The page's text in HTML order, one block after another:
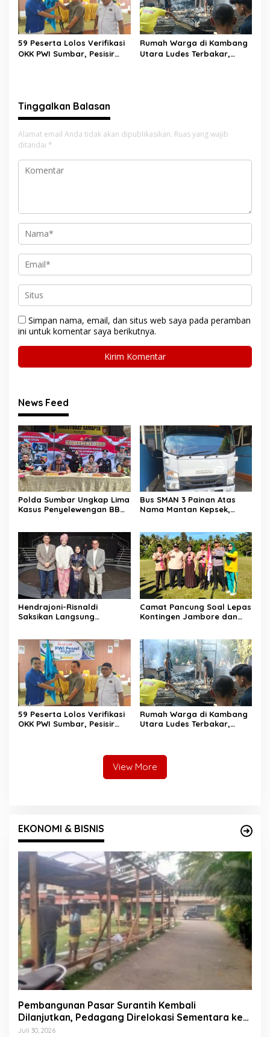
59 Peserta Lolos Verifikasi
OKK PWI Sumbar, Pesisir
Rumah Warga di Kambang
Utara Ludes Terbakar,
Tinggalkan Balasan
Alamat email Anda tidak akan dipublikasikan. Ruas yang wajib
ditandai *
Simpan nama, email, dan situs web saya pada peramban
ini untuk komentar saya berikutnya.
News Feed
Polda Sumbar Ungkap Lima
Kasus Penyelewengan BBM
Bus SMAN 3 Painan Atas
Nama Mantan Kepsek,
Hendrajoni-Risnaldi
Saksikan Langsung
D’Academy 8 Menggelegar!
Camat Pancung Soal Lepas
Kontingen Jambore dan
59 Peserta Lolos Verifikasi
OKK PWI Sumbar, Pesisir
Rumah Warga di Kambang
Utara Ludes Terbakar,
View More
EKONOMI & BISNIS
Pembangunan Pasar Surantih Kembali
Dilanjutkan, Pedagang Direlokasi Sementara ke
Lapangan Gadih Basanai
Juli 30, 2026